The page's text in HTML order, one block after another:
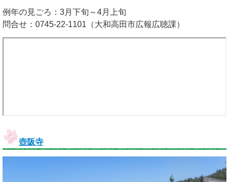
例年の見ごろ：3月下旬～4月上旬
問合せ：0745-22-1101（大和高田市広報広聴課）
壺阪寺